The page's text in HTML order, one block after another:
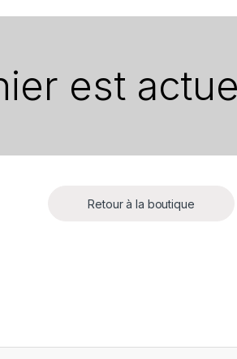
est
Retour à la boutique